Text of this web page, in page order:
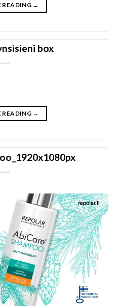
READING →
box
READING →